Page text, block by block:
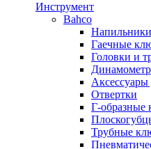
Инструмент
Bahco
Напильники
Гаечные
Головки и
Аксессуары
Отвертки
Г-образные
Трубные